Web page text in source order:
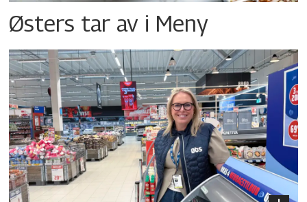
Østers tar av i Meny